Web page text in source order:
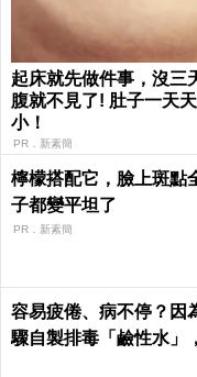
起床就先做件事，沒三
腹就不見了! 肚子一天
小！
PR．新素簡
檸檬搭配它，臉上斑點
子都變平坦了
PR．新素簡
容易疲倦、病不停？因
驟自製排毒「鹼性水」